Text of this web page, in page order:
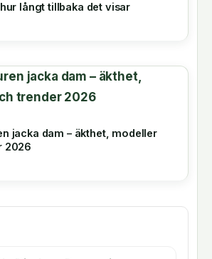
långt tillbaka det visar
jacka dam – äkthet, modeller
2026